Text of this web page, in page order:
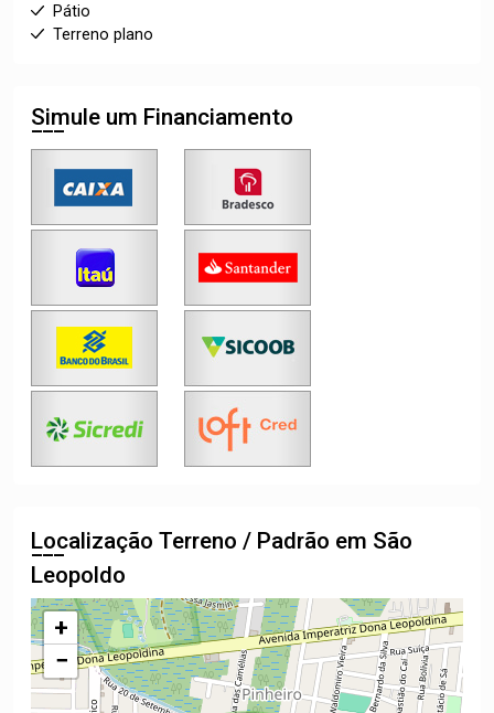
Pátio
Terreno plano
Simule um Financiamento
Localização Terreno / Padrão em São
Leopoldo
+
−